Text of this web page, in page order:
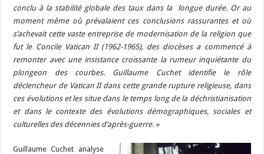
conclu à la stabilité globale des taux dans la longue durée. Or au
moment même où prévalaient ces conclusions rassurantes et où
s’achevait cette vaste entreprise de modernisation de la religion que
fut le Concile Vatican II (1962-1965), des diocèses a commencé à
remonter avec une insistance croissante la rumeur inquiétante du
plongeon des courbes. Guillaume Cuchet identifie le rôle
déclencheur de Vatican II dans cette grande rupture religieuse, dans
ces évolutions et les situe dans le temps long de la déchristianisation
et dans le contexte des évolutions démographiques, sociales et
culturelles des décennies d’après-guerre. »
Guillaume Cuchet analyse